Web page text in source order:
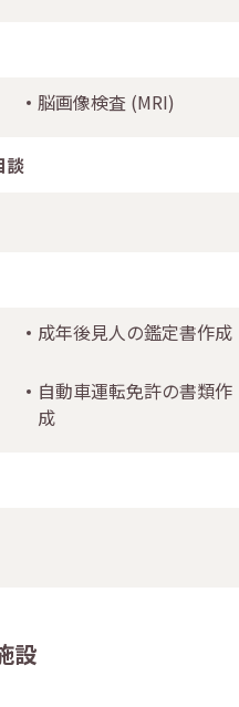
脳画像検査 (MRI)
談
成年後見人の鑑定書作成
自動車運転免許の書類作
成
設